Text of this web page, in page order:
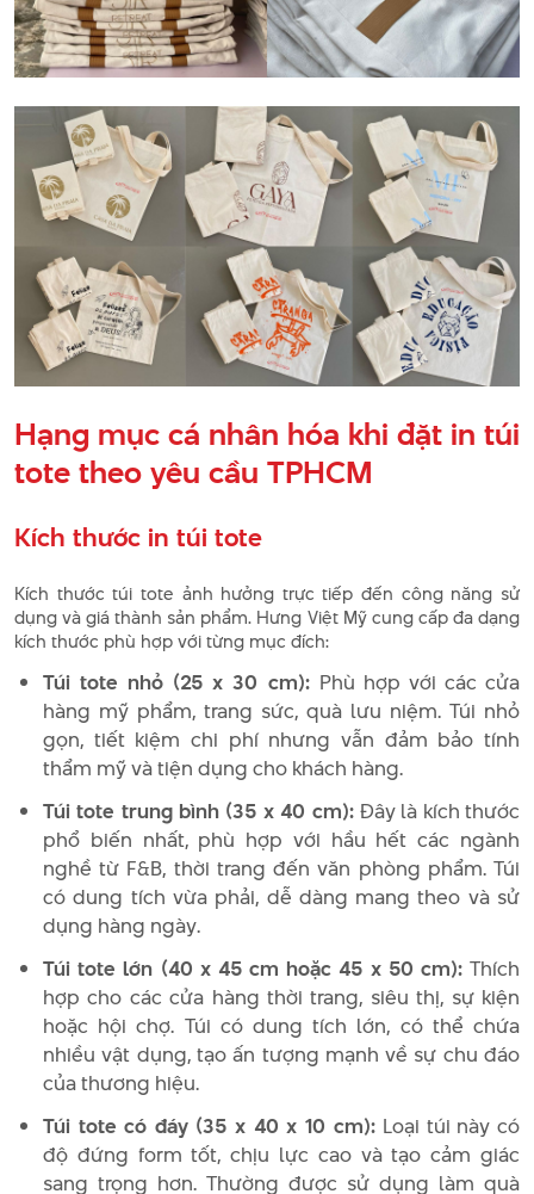
Hạng mục cá nhân hóa khi đặt in túi
tote theo yêu cầu TPHCM
Kích thước in túi tote
Kích thước túi tote ảnh hưởng trực tiếp đến công năng sử
dụng và giá thành sản phẩm. Hưng Việt Mỹ cung cấp đa dạng
kích thước phù hợp với từng mục đích:
Túi tote nhỏ (25 x 30 cm): Phù hợp với các cửa
hàng mỹ phẩm, trang sức, quà lưu niệm. Túi nhỏ
gọn, tiết kiệm chi phí nhưng vẫn đảm bảo tính
thẩm mỹ và tiện dụng cho khách hàng.
Túi tote trung bình (35 x 40 cm): Đây là kích thước
phổ biến nhất, phù hợp với hầu hết các ngành
nghề từ F&B, thời trang đến văn phòng phẩm. Túi
có dung tích vừa phải, dễ dàng mang theo và sử
dụng hàng ngày.
Túi tote lớn (40 x 45 cm hoặc 45 x 50 cm): Thích
hợp cho các cửa hàng thời trang, siêu thị, sự kiện
hoặc hội chợ. Túi có dung tích lớn, có thể chứa
nhiều vật dụng, tạo ấn tượng mạnh về sự chu đáo
của thương hiệu.
Túi tote có đáy (35 x 40 x 10 cm): Loại túi này có
độ đứng form tốt, chịu lực cao và tạo cảm giác
sang trọng hơn. Thường được sử dụng làm quà